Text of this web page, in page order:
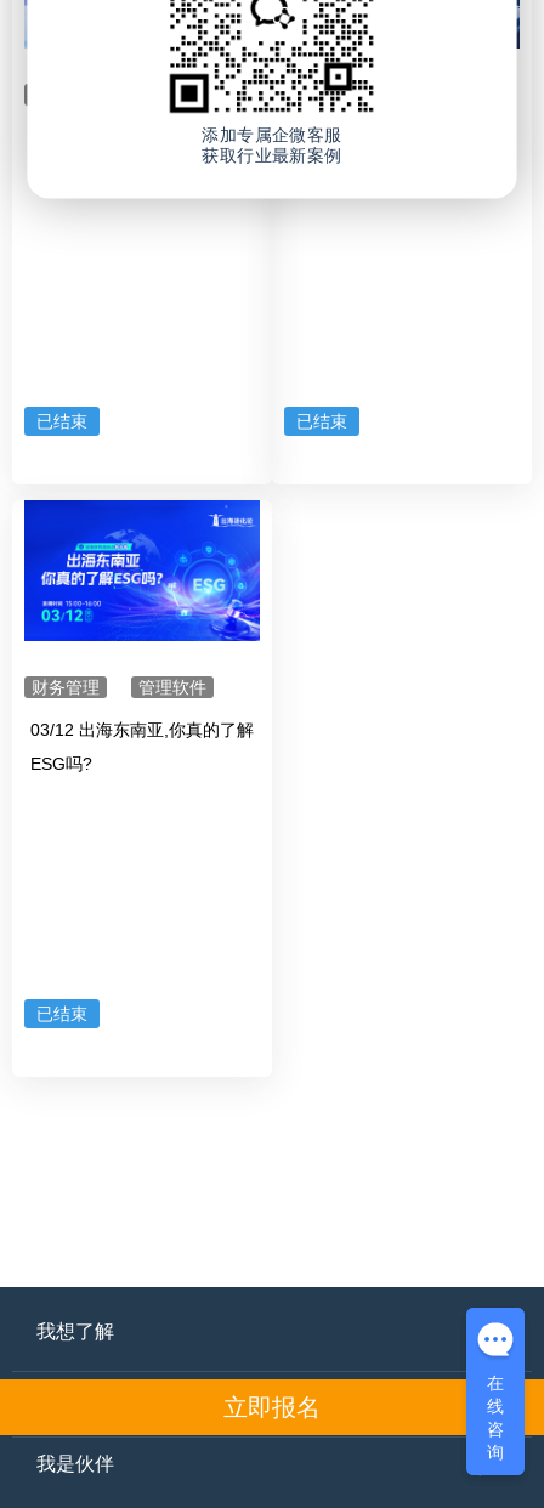
立即报名
03/26 迎接全民AI时代，零距
已结束
新质生产力
03/18 AI质检革命——破解制
已结束
财务管理 管理软件
03/12 出海东南亚,你真的了解
ESG吗?
已结束
添加专属企微客服
获取行业最新案例
我想了解
我是伙伴
在
线
咨
询
在
线
咨
询